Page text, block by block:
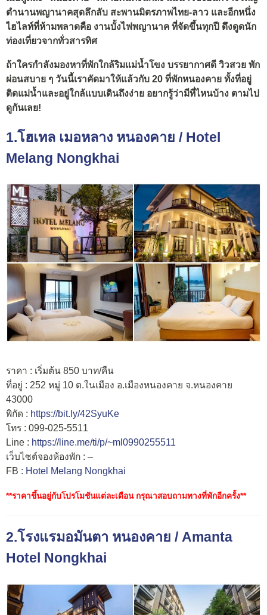
ตำนานพญานาคสุดลึกลับ สะพานมิตรภาพไทย-ลาว และอีกหนึ่ง
ไฮไลท์ที่ห้ามพลาดคือ งานบั้งไฟพญานาค ที่จัดขึ้นทุกปี ดึงดูดนัก
ท่องเที่ยวจากทั่วสารทิศ
ถ้าใครกำลังมองหาที่พักใกล้ริมแม่น้ำโขง บรรยากาศดี วิวสวย พัก
ผ่อนสบาย ๆ วันนี้เราคัดมาให้แล้วกับ 20 ที่พักหนองคาย ทั้งที่อยู่
ติดแม่น้ำและอยู่ใกล้แบบเดินถึงง่าย อยากรู้ว่ามีที่ไหนบ้าง ตามไป
ดูกันเลย!
1.โฮเทล เมอหลาง หนองคาย / Hotel
Melang Nongkhai
ราคา : เริ่มต้น 850 บาท/คืน
ที่อยู่ : 252 หมู่ 10 ต.ในเมือง อ.เมืองหนองคาย จ.หนองคาย
43000
พิกัด : https://bit.ly/42SyuKe
โทร : 099-025-5511
Line : https://line.me/ti/p/~ml0990255511
เว็บไซต์จองห้องพัก : –
FB : Hotel Melang Nongkhai
**ราคาขึ้นอยู่กับโปรโมชันแต่ละเดือน กรุณาสอบถามทางที่พักอีกครั้ง**
2.โรงแรมอมันตา หนองคาย / Amanta
Hotel Nongkhai